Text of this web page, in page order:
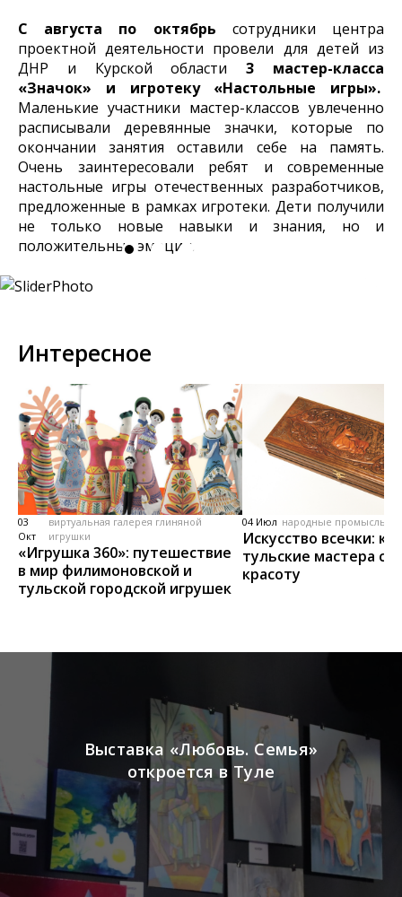
С августа по октябрь сотрудники центра
проектной деятельности провели для детей из
ДНР и Курской области3 мастер-класса
«Значок» и игротеку «Настольные игры».
Маленькие участники мастер-классов увлеченно
расписывали деревянные значки, которые по
окончании занятия оставили себе на память.
Очень заинтересовали ребят и современные
настольные игры отечественных разработчиков,
предложенные в рамках игротеки. Дети получили
не только новые навыки и знания, но и
положительные эмоции.
Интересное
03
Окт
виртуальная галерея глиняной
игрушки
«Игрушка 360»: путешествие
в мир филимоновской и
тульской городской игрушек
04 Июл народные промыслы,
Искусство всечки: как
тульские мастера
красоту
Выставка «Любовь. Семья»
откроется в Туле